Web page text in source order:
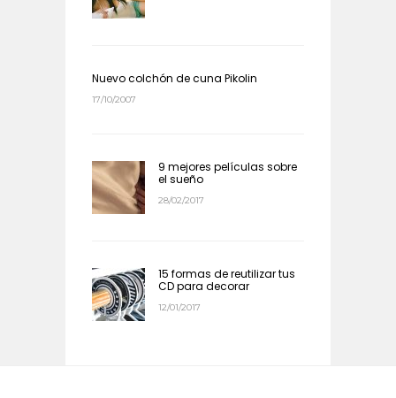
Nuevo colchón de cuna Pikolin
17/10/2007
9 mejores películas sobre
el sueño
28/02/2017
15 formas de reutilizar tus
CD para decorar
12/01/2017